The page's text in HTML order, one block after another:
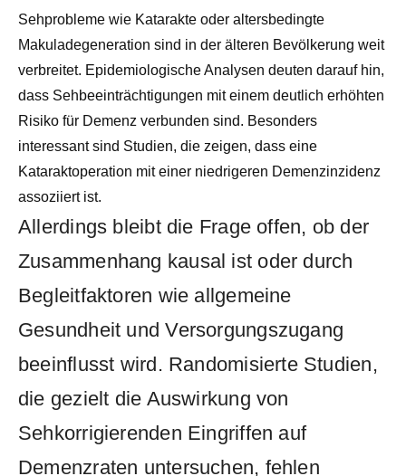
Sehprobleme wie Katarakte oder altersbedingte
Makuladegeneration sind in der älteren Bevölkerung weit
verbreitet. Epidemiologische Analysen deuten darauf hin,
dass Sehbeeinträchtigungen mit einem deutlich erhöhten
Risiko für Demenz verbunden sind. Besonders
interessant sind Studien, die zeigen, dass eine
Kataraktoperation mit einer niedrigeren Demenzinzidenz
assoziiert ist.
Allerdings bleibt die Frage offen, ob der
Zusammenhang kausal ist oder durch
Begleitfaktoren wie allgemeine
Gesundheit und Versorgungszugang
beeinflusst wird. Randomisierte Studien,
die gezielt die Auswirkung von
Sehkorrigierenden Eingriffen auf
Demenzraten untersuchen, fehlen